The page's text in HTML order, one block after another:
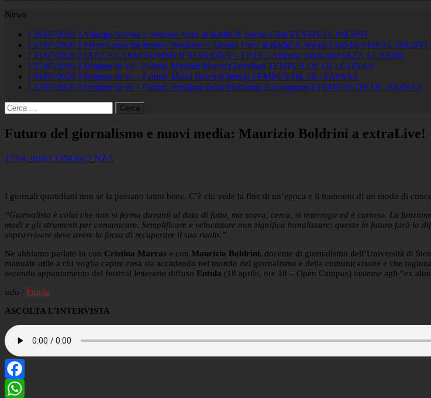
News
[ 28/07/2026 ] Albergo Savoia :: Simone Azzu al Radio X Social Club FESTIVAL INCIPIT
[ 21/07/2026 ] Joyce Lussu tra fronti e frontiere :: Alessia Farci al Radio X Social Club FESTIVAL INCIPIT
[ 31/07/2026 ] JAZZ ALARM SUMMER SESSIONS – EP.19 :: Antonio Floris trio JAZZ ALARM!
[ 27/07/2026 ] Tempus de oi – Fainas: Myriam Mereu (Terralba) TEMPUS DE OI - FAINAS
[ 24/07/2026 ] Tempus de oi – Fainas: Maria Barca (Ottana) TEMPUS DE OI - FAINAS
[ 23/07/2026 ] Tempus de oi – Fainas: Jonathan della Marianna (Escalaplano) TEMPUS DE OI - FAINAS
Ricerca
per:
Futuro del giornalismo e nuovi media: Maurizio Boldrini a extraLive!
17/04/2018 CONOSCENZA
I giornali quotidiani non se la passano tanto bene. C’è chi vede la fine di un’epoca e il tramonto di un modo di
“Giornalista è colui che non si ferma davanti al dato di fatto, ma scava, cerca, si interroga ed è curioso. La
modi e gli strumenti per comunicare. Semplificare e velocizzare non significa banalizzare: questo in futuro farà la
sopravvivere deve avere la forza di recuperare il suo ruolo.”
Ne abbiamo parlato in con Cristina Marras e con Maurizio Boldrini, docente di giornalismo dell’Università di
manuale utile a chi voglia capire cosa sta accadendo nel mondo del giornalismo e della comunicazione e che
secondo appuntamento del festival letterario diffuso Entula (18 aprile, ore 18 – Open Campus) insieme agli “ex
info / Éntula
ASCOLTA L’INTERVISTA
Facebook